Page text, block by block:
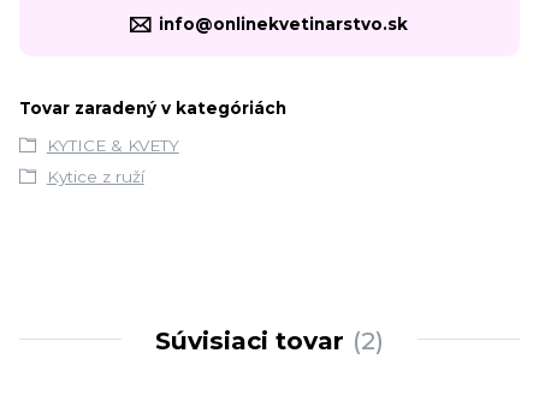
info@onlinekvetinarstvo.sk
Tovar zaradený v kategóriách
KYTICE & KVETY
Kytice z ruží
Súvisiaci tovar 2